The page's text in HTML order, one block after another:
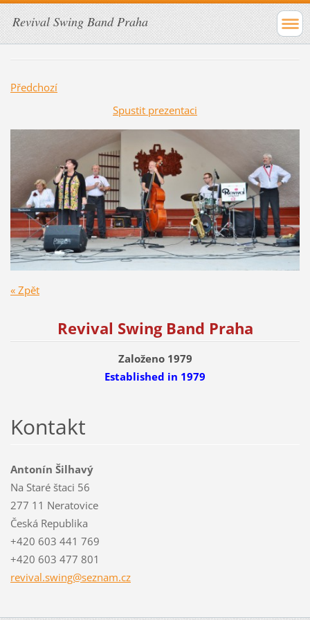
Revival Swing Band Praha
Předchozí
Spustit prezentaci
« Zpět
Revival Swing Band Praha
Založeno 1979
Established in 1979
Kontakt
Antonín Šilhavý
Na Staré štaci 56
277 11 Neratovice
Česká Republika
+420 603 441 769
+420 603 477 801
revival.swing@seznam.cz